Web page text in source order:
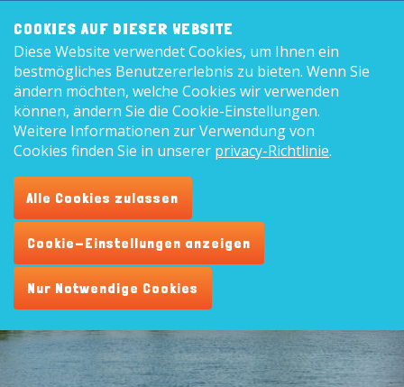
8,9
search:
Datenschutzerklärung und
Cookies
Bei Ferienpark De Vogel
COOKIES AUF DIESER WEBSITE
Diese Website verwendet Cookies, um Ihnen ein
bestmögliches Benutzererlebnis zu bieten. Wenn Sie
ändern möchten, welche Cookies wir verwenden
können, ändern Sie die Cookie-Einstellungen.
Weitere Informationen zur Verwendung von
Cookies finden Sie in unserer privacy-Richtlinie.
Alle Cookies zulassen
Cookie-Einstellungen anzeigen
Nur Notwendige Cookies